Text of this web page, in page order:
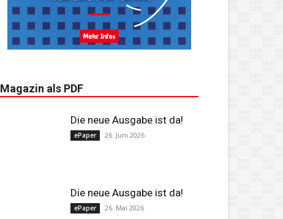
Magazin als PDF
Die neue Ausgabe ist da!
ePaper 26. Juni 2026
Die neue Ausgabe ist da!
ePaper 26. Mai 2026